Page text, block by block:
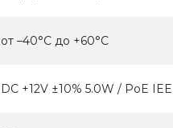
от –40°C до +60°C
DC +12V ±10% 5.0W / PoE